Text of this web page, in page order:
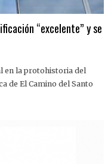
“excelente” y se
en la protohistoria del
de El Camino del Santo